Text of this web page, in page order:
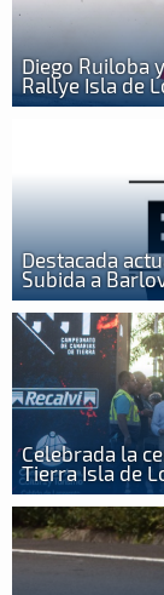
Diego Ruiloba
Rallye Isla de
Destacada
Subida a
Celebrada la
Tierra Isla de